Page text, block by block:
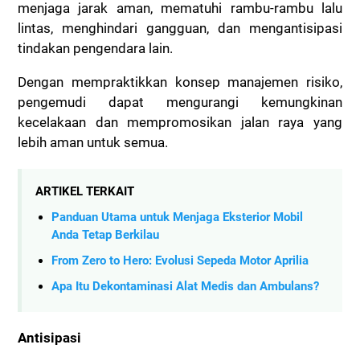
menjaga jarak aman, mematuhi rambu-rambu lalu
lintas, menghindari gangguan, dan mengantisipasi
tindakan pengendara lain.
Dengan mempraktikkan konsep manajemen risiko,
pengemudi dapat mengurangi kemungkinan
kecelakaan dan mempromosikan jalan raya yang
lebih aman untuk semua.
ARTIKEL TERKAIT
Panduan Utama untuk Menjaga Eksterior Mobil
Anda Tetap Berkilau
From Zero to Hero: Evolusi Sepeda Motor Aprilia
Apa Itu Dekontaminasi Alat Medis dan Ambulans?
Antisipasi